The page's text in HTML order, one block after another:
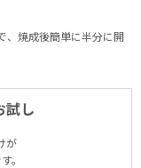
、焼成後簡単に半分に開
試し
が
。